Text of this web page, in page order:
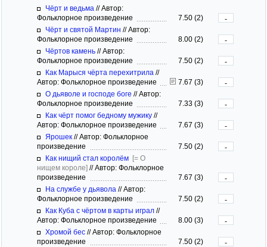
Чёрт и ведьма //Автор:
Фольклорное произведение
7.50 (2)
-
Чёрт и святой Мартин //Автор:
Фольклорное произведение
8.00 (2)
-
Чёртов камень //Автор:
Фольклорное произведение
7.50 (2)
-
Как Марыся чёрта перехитрила //
Автор: Фольклорное произведение
7.67 (3)
-
О дьяволе и господе боге //Автор:
Фольклорное произведение
7.33 (3)
-
Как чёрт помог бедному мужику //
Автор: Фольклорное произведение
7.67 (3)
-
Ярошек //Автор: Фольклорное
произведение
7.50 (2)
-
Как нищий стал королём [= О
нищем короле] //Автор: Фольклорное
произведение
7.67 (3)
-
На службе у дьявола //Автор:
Фольклорное произведение
7.50 (2)
-
Как Куба с чёртом в карты играл //
Автор: Фольклорное произведение
8.00 (3)
-
Хромой бес //Автор: Фольклорное
произведение
7.50 (2)
-